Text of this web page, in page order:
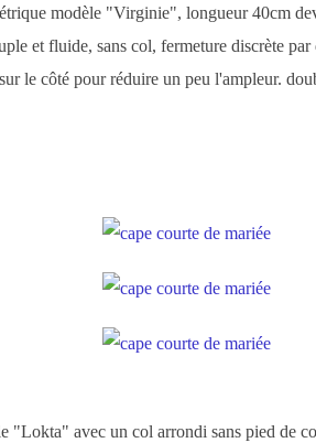
modèle "Virginie", longueur 40cm
et fluide, sans col, fermeture discrète
le côté pour réduire un peu l'ampleur.
"Lokta" avec un col arrondi sans pied de